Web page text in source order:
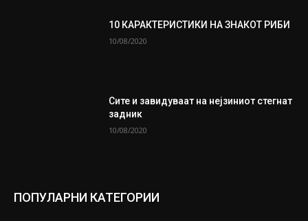
10 КАРАКТЕРИСТИКИ НА ЗНАКОТ РИБИ
10/08/2020
Сите и завидуваат на нејзиниот стегнат
задник
10/08/2020
ПОПУЛАРНИ КАТЕГОРИИ